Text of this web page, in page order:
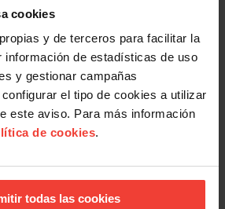
cookies
y de terceros para facilitar la
información de estadísticas de uso
y gestionar campañas
el tipo de cookies a utilizar
este aviso. Para más información
de cookies.
todas las cookies